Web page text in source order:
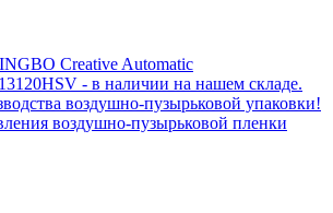
Creative Automatic
- в наличии на нашем складе.
воздушно-пузырьковой упаковки!
воздушно-пузырьковой пленки